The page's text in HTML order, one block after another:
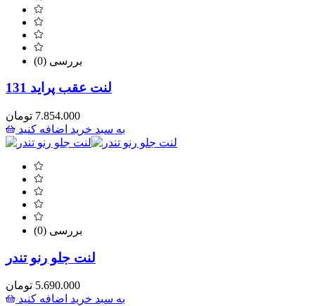
(0) بررسی
لنت عقب پراید 131
7.854.000 تومان
به سبد خرید اضافه کنید
(0) بررسی
لنت جلو رنو تندر
5.690.000 تومان
به سبد خرید اضافه کنید